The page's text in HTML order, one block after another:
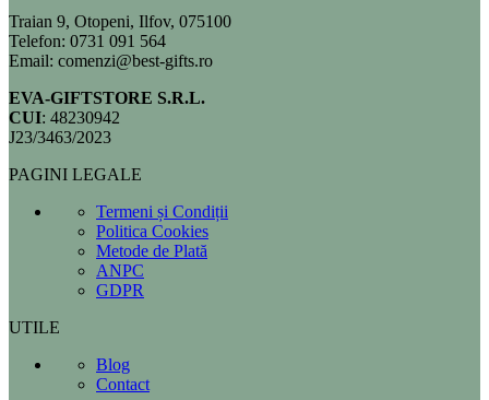
Traian 9, Otopeni, Ilfov, 075100
Telefon: 0731 091 564
Email: comenzi@best-gifts.ro
EVA-GIFTSTORE S.R.L.
CUI: 48230942
J23/3463/2023
PAGINI LEGALE
Termeni și Condiții
Politica Cookies
Metode de Plată
ANPC
GDPR
UTILE
Blog
Contact